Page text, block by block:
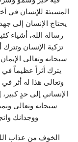
المسيئة للإنسان في
يحتاج الإنسان إلى
رسالة الله، أشياء
تزكية الإنسان وتترك
سبحانه وتعالى
يترك أثراً عظيماً في
وتعالى هذا له أثر
الإنساني إلى حدٍ
سبحانه وتعالى
ووجدانك
الخوف من عذاب